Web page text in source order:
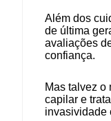
Além dos
de última
avaliações
confiança.
Mas talvez
capilar e
invasividade